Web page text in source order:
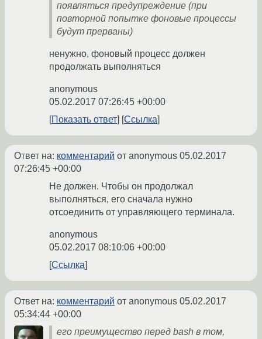
появляться предупреждение (при
повторной попытке фоновые процессы
будут прерваны)
ненужно, фоновый процесс должен
продолжать выполняться
anonymous
05.02.2017 07:26:45 +00:00
Показать ответ
Ссылка
Ответ на: комментарий от anonymous 05.02.2017
07:26:45 +00:00
Не должен. Чтобы он продолжал
выполняться, его сначала нужно
отсоединить от управляющего терминала.
anonymous
05.02.2017 08:10:06 +00:00
Ссылка
Ответ на: комментарий от anonymous 05.02.2017
05:34:44 +00:00
его преимущество перед bash в том,